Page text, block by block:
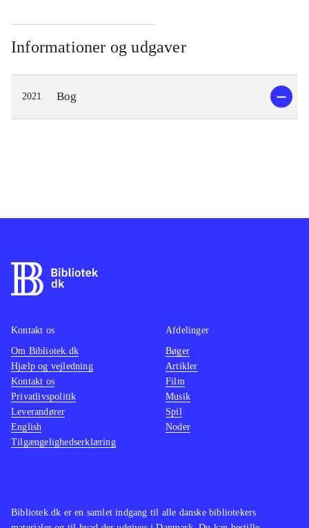
Informationer og udgaver
2021 Bog
Bibliotek.dk er en samlet indgang til alle danske bibliotekers
Kontakt os
Om Bibliotek.dk
Hjælp og vejledning
Kontakt os
Privatlivspolitik
Leverandører
English
Tilgængelighedserklæring
Afdelinger
Bøger
Artikler
Film
Musik
Spil
Noder